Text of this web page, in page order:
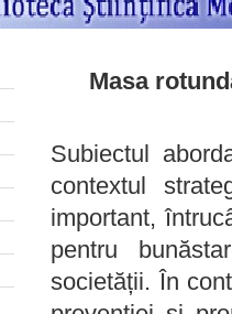
Masa
Subiectul
contextul
important,
pentru
societății. În